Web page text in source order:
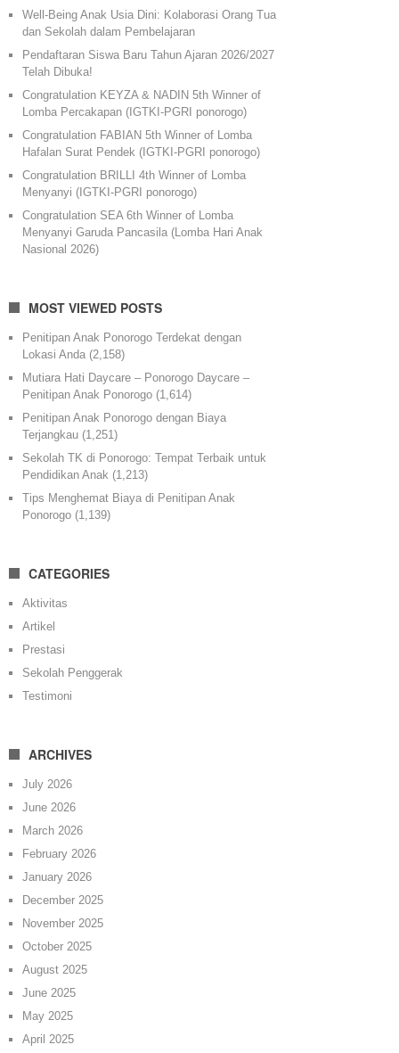
Well-Being Anak Usia Dini: Kolaborasi Orang Tua
dan Sekolah dalam Pembelajaran
Pendaftaran Siswa Baru Tahun Ajaran 2026/2027
Telah Dibuka!
Congratulation KEYZA & NADIN 5th Winner of
Lomba Percakapan (IGTKI-PGRI ponorogo)
Congratulation FABIAN 5th Winner of Lomba
Hafalan Surat Pendek (IGTKI-PGRI ponorogo)
Congratulation BRILLI 4th Winner of Lomba
Menyanyi (IGTKI-PGRI ponorogo)
Congratulation SEA 6th Winner of Lomba
Menyanyi Garuda Pancasila (Lomba Hari Anak
Nasional 2026)
MOST VIEWED POSTS
Penitipan Anak Ponorogo Terdekat dengan
Lokasi Anda (2,158)
Mutiara Hati Daycare – Ponorogo Daycare –
Penitipan Anak Ponorogo (1,614)
Penitipan Anak Ponorogo dengan Biaya
Terjangkau (1,251)
Sekolah TK di Ponorogo: Tempat Terbaik untuk
Pendidikan Anak (1,213)
Tips Menghemat Biaya di Penitipan Anak
Ponorogo (1,139)
CATEGORIES
Aktivitas
Artikel
Prestasi
Sekolah Penggerak
Testimoni
ARCHIVES
July 2026
June 2026
March 2026
February 2026
January 2026
December 2025
November 2025
October 2025
August 2025
June 2025
May 2025
April 2025